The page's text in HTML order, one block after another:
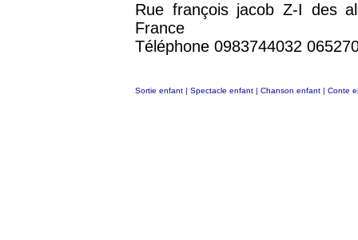
Rue françois jacob Z-I des
France
Téléphone 0983744032
Sortie enfant | Spectacle enfant | Chanson enfant | Conte